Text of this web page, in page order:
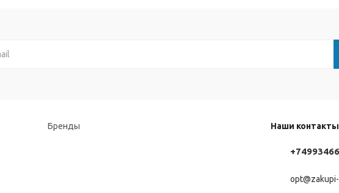
Бренды Наши контакты